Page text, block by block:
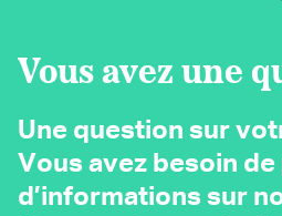
Vous avez une
Une question sur
Vous avez besoin de
d’informations sur